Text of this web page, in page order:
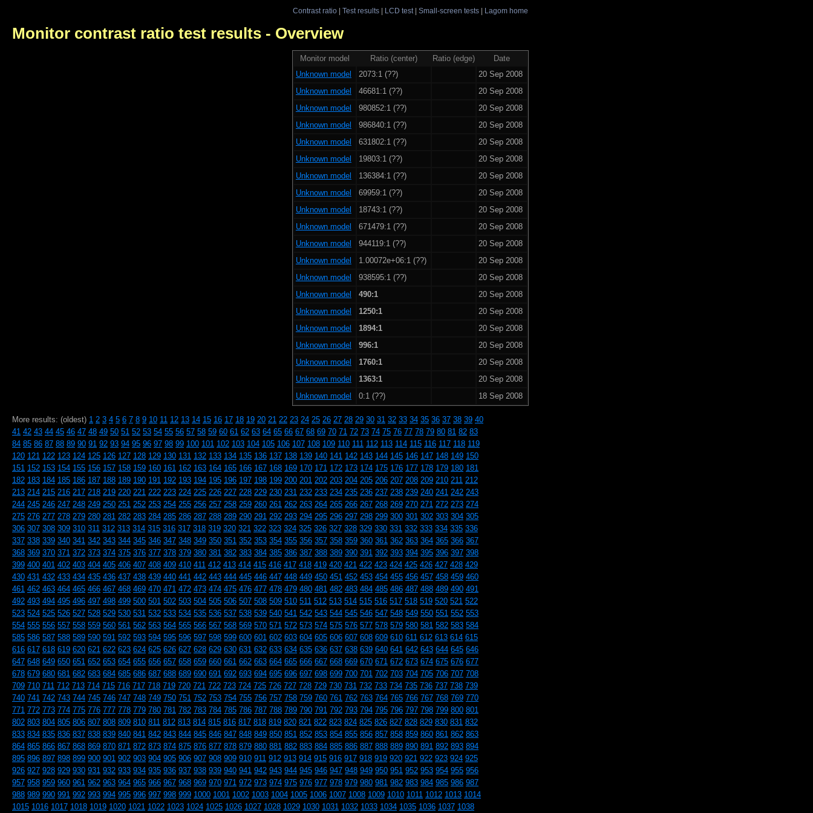
Contrast ratio| Test results| LCD test| Small-screen tests| Lagom home
Monitor contrast ratio test results - Overview
Monitor model Ratio (center) Ratio (edge)
Date
Unknown model
2073:1 (??)
20 Sep 2008
Unknown model
46681:1 (??)
20 Sep 2008
Unknown model
980852:1 (??)
20 Sep 2008
Unknown model
986840:1 (??)
20 Sep 2008
Unknown model
631802:1 (??)
20 Sep 2008
Unknown model
19803:1 (??)
20 Sep 2008
Unknown model
136384:1 (??)
20 Sep 2008
Unknown model
69959:1 (??)
20 Sep 2008
Unknown model
18743:1 (??)
20 Sep 2008
Unknown model
671479:1 (??)
20 Sep 2008
Unknown model
944119:1 (??)
20 Sep 2008
Unknown model
1.00072e+06:1 (??)
20 Sep 2008
Unknown model
938595:1 (??)
20 Sep 2008
Unknown model
490:1
20 Sep 2008
Unknown model
1250:1
20 Sep 2008
Unknown model
1894:1
20 Sep 2008
Unknown model
996:1
20 Sep 2008
Unknown model
1760:1
20 Sep 2008
Unknown model
1363:1
20 Sep 2008
Unknown model
0:1 (??) 18 Sep 2008
More results: (oldest) 1 2 3 4 5 6 7 8 9 10 11 12 13 14 15 16 17 18 19 20 21 22 23 24 25 26 27 28 29 30 31 32 33 34 35 36 37 38 39 40
41 42 43 44 45 46 47 48 49 50 51 52 53 54 55 56 57 58 59 60 61 62 63 64 65 66 67 68 69 70 71 72 73 74 75 76 77 78 79 80 81 82 83
84 85 86 87 88 89 90 91 92 93 94 95 96 97 98 99 100 101 102 103 104 105 106 107 108 109 110 111 112 113 114 115 116 117 118 119
120 121 122 123 124 125 126 127 128 129 130 131 132 133 134 135 136 137 138 139 140 141 142 143 144 145 146 147 148 149 150
151 152 153 154 155 156 157 158 159 160 161 162 163 164 165 166 167 168 169 170 171 172 173 174 175 176 177 178 179 180 181
182 183 184 185 186 187 188 189 190 191 192 193 194 195 196 197 198 199 200 201 202 203 204 205 206 207 208 209 210 211 212
213 214 215 216 217 218 219 220 221 222 223 224 225 226 227 228 229 230 231 232 233 234 235 236 237 238 239 240 241 242 243
244 245 246 247 248 249 250 251 252 253 254 255 256 257 258 259 260 261 262 263 264 265 266 267 268 269 270 271 272 273 274
275 276 277 278 279 280 281 282 283 284 285 286 287 288 289 290 291 292 293 294 295 296 297 298 299 300 301 302 303 304 305
306 307 308 309 310 311 312 313 314 315 316 317 318 319 320 321 322 323 324 325 326 327 328 329 330 331 332 333 334 335 336
337 338 339 340 341 342 343 344 345 346 347 348 349 350 351 352 353 354 355 356 357 358 359 360 361 362 363 364 365 366 367
368 369 370 371 372 373 374 375 376 377 378 379 380 381 382 383 384 385 386 387 388 389 390 391 392 393 394 395 396 397 398
399 400 401 402 403 404 405 406 407 408 409 410 411 412 413 414 415 416 417 418 419 420 421 422 423 424 425 426 427 428 429
430 431 432 433 434 435 436 437 438 439 440 441 442 443 444 445 446 447 448 449 450 451 452 453 454 455 456 457 458 459 460
461 462 463 464 465 466 467 468 469 470 471 472 473 474 475 476 477 478 479 480 481 482 483 484 485 486 487 488 489 490 491
492 493 494 495 496 497 498 499 500 501 502 503 504 505 506 507 508 509 510 511 512 513 514 515 516 517 518 519 520 521 522
523 524 525 526 527 528 529 530 531 532 533 534 535 536 537 538 539 540 541 542 543 544 545 546 547 548 549 550 551 552 553
554 555 556 557 558 559 560 561 562 563 564 565 566 567 568 569 570 571 572 573 574 575 576 577 578 579 580 581 582 583 584
585 586 587 588 589 590 591 592 593 594 595 596 597 598 599 600 601 602 603 604 605 606 607 608 609 610 611 612 613 614 615
616 617 618 619 620 621 622 623 624 625 626 627 628 629 630 631 632 633 634 635 636 637 638 639 640 641 642 643 644 645 646
647 648 649 650 651 652 653 654 655 656 657 658 659 660 661 662 663 664 665 666 667 668 669 670 671 672 673 674 675 676 677
678 679 680 681 682 683 684 685 686 687 688 689 690 691 692 693 694 695 696 697 698 699 700 701 702 703 704 705 706 707 708
709 710 711 712 713 714 715 716 717 718 719 720 721 722 723 724 725 726 727 728 729 730 731 732 733 734 735 736 737 738 739
740 741 742 743 744 745 746 747 748 749 750 751 752 753 754 755 756 757 758 759 760 761 762 763 764 765 766 767 768 769 770
771 772 773 774 775 776 777 778 779 780 781 782 783 784 785 786 787 788 789 790 791 792 793 794 795 796 797 798 799 800 801
802 803 804 805 806 807 808 809 810 811 812 813 814 815 816 817 818 819 820 821 822 823 824 825 826 827 828 829 830 831 832
833 834 835 836 837 838 839 840 841 842 843 844 845 846 847 848 849 850 851 852 853 854 855 856 857 858 859 860 861 862 863
864 865 866 867 868 869 870 871 872 873 874 875 876 877 878 879 880 881 882 883 884 885 886 887 888 889 890 891 892 893 894
895 896 897 898 899 900 901 902 903 904 905 906 907 908 909 910 911 912 913 914 915 916 917 918 919 920 921 922 923 924 925
926 927 928 929 930 931 932 933 934 935 936 937 938 939 940 941 942 943 944 945 946 947 948 949 950 951 952 953 954 955 956
957 958 959 960 961 962 963 964 965 966 967 968 969 970 971 972 973 974 975 976 977 978 979 980 981 982 983 984 985 986 987
988 989 990 991 992 993 994 995 996 997 998 999 1000 1001 1002 1003 1004 1005 1006 1007 1008 1009 1010 1011 1012 1013 1014
1015 1016 1017 1018 1019 1020 1021 1022 1023 1024 1025 1026 1027 1028 1029 1030 1031 1032 1033 1034 1035 1036 1037 1038